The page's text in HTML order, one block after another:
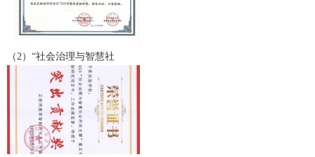
（2）“社会治理与智慧社